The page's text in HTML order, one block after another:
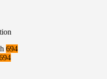
694